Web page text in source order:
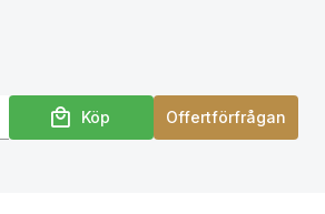
Köp Offertförfrågan